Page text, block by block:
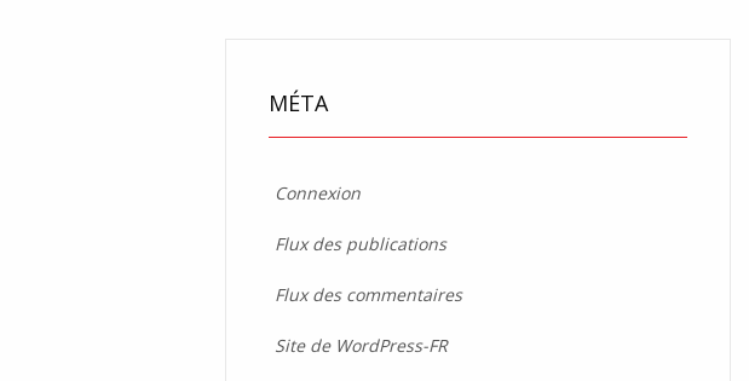
MÉTA
Connexion
Flux des publications
Flux des commentaires
Site de WordPress-FR